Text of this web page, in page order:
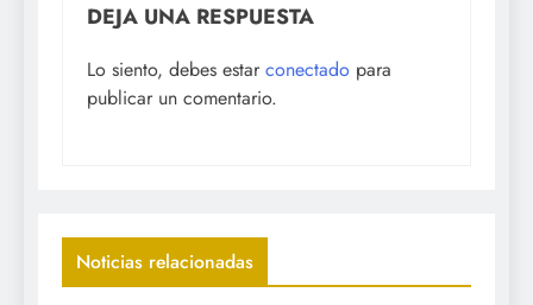
DEJA UNA RESPUESTA
Lo siento, debes estar conectado para
publicar un comentario.
Noticias relacionadas